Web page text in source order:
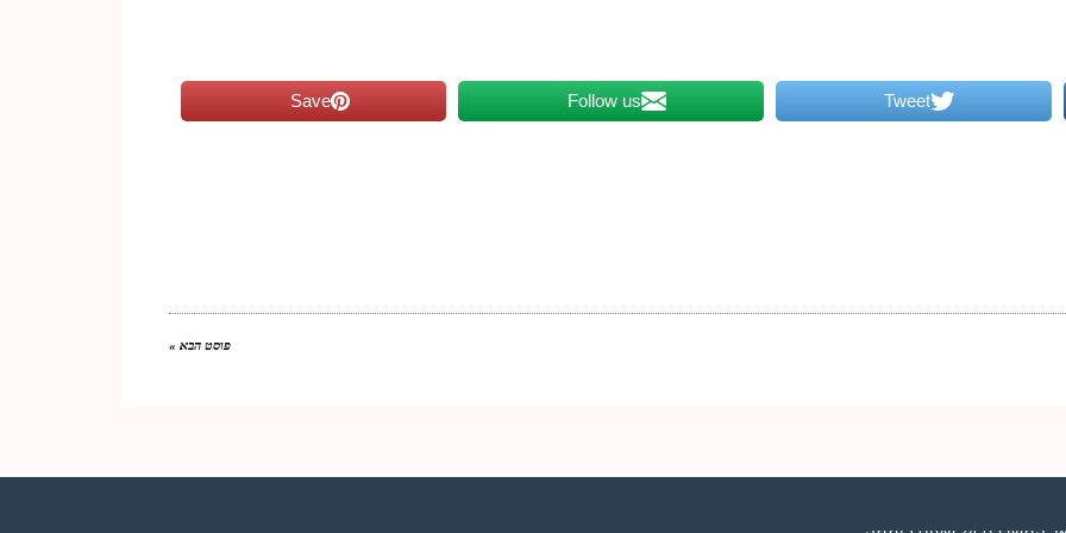
Tweet
Follow us
Save
פוסט הבא »